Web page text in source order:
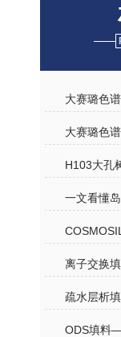
大赛璐色
大赛璐色
H103大孔
一文看懂
离子交换
疏水层析
ODS填料